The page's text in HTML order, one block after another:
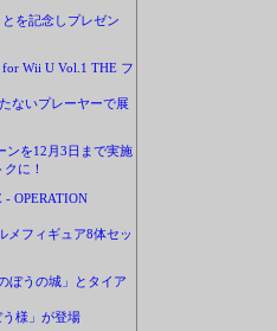
を記念しプレゼン
Wii U Vol.1 THE フ
ないプレーヤーで展
ンを12月3日まで実施
に！
- OPERATION
メフィギュア8体セッ
ぼうの城」とタイア
様」が登場